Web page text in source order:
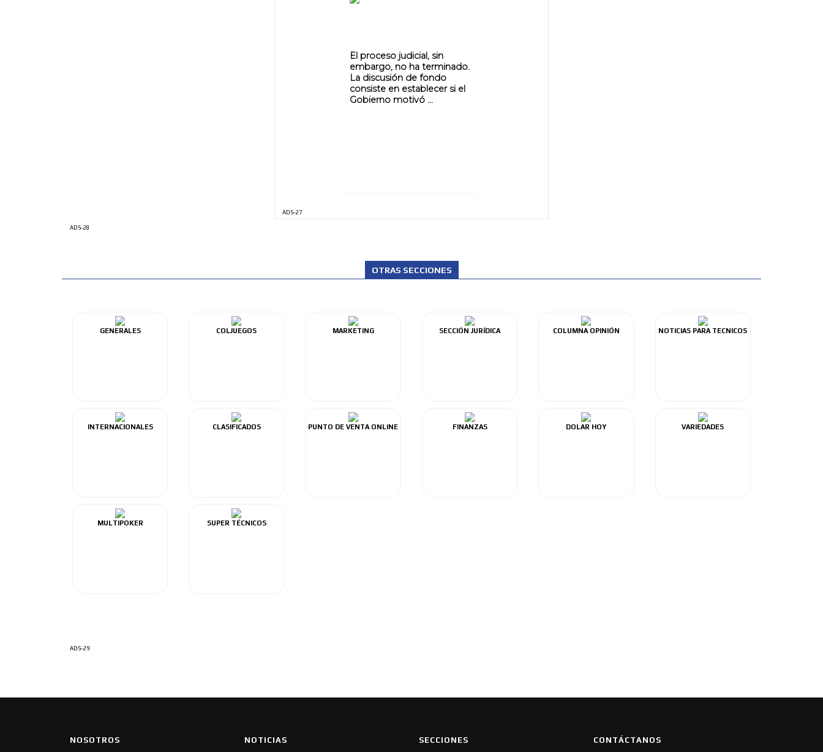
El proceso judicial, sin
embargo, no ha terminado.
La discusión de fondo
consiste en establecer si el
Gobierno motivó ...
ADS-27
ADS-28
OTRAS SECCIONES
GENERALES COLJUEGOS MARKETING SECCIÓN JURÍDICA COLUMNA OPINIÓN NOTICIAS PARA TECNICOS
INTERNACIONALES CLASIFICADOS PUNTO DE VENTA ONLINE FINANZAS DOLAR HOY VARIEDADES
MULTIPOKER SUPER TÉCNICOS
ADS-29
NOSOTROS NOTICIAS SECCIONES CONTÁCTANOS